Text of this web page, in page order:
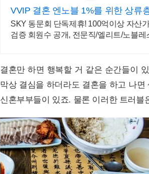
VVIP 결혼 엔노블 1%를 위한 상류
SKY 동문회 단독제휴! 100억이상 자산
검증 회원수 공개, 전문직/엘리트/노블
결혼만 하면 행복할 거 같은 순간들이
막상 결심을 하더라도 결혼을 하고 나
신혼부부들이 있죠. 물론 이러한 트러